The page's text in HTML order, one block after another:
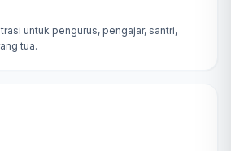
untuk pengurus, pengajar, santri,
tua.